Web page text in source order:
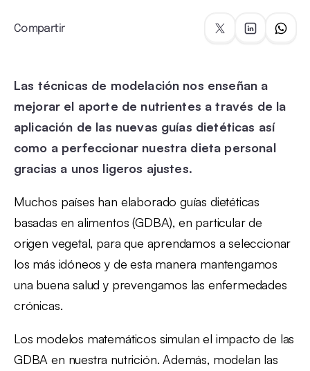
Compartir
Las técnicas de modelación nos enseñan a
mejorar el aporte de nutrientes a través de la
aplicación de las nuevas guías dietéticas así
como a perfeccionar nuestra dieta personal
gracias a unos ligeros ajustes.
Muchos países han elaborado guías dietéticas
basadas en alimentos (GDBA), en particular de
origen vegetal, para que aprendamos a seleccionar
los más idóneos y de esta manera mantengamos
una buena salud y prevengamos las enfermedades
crónicas.
Los modelos matemáticos simulan el impacto de las
GDBA en nuestra nutrición. Además, modelan las